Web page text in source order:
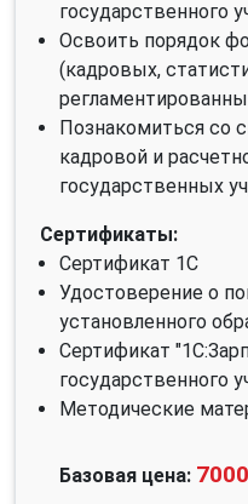
государственного
Освоить порядок
(кадровых,
Познакомиться со
кадровой и
государственных
Сертификаты:
Сертификат 1С
Удостоверение о
установленного
Сертификат
государственного
Методические
Базовая цена: